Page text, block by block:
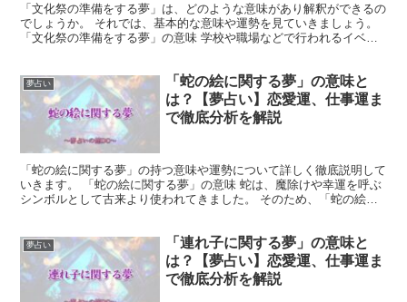
「文化祭の準備をする夢」は、どのような意味があり解釈ができるの
でしょうか。 それでは、基本的な意味や運勢を見ていきましょう。
「文化祭の準備をする夢」の意味 学校や職場などで行われるイベン
夢占い
「蛇の絵に関する夢」の意味と
は？【夢占い】恋愛運、仕事運ま
で徹底分析を解説
「蛇の絵に関する夢」の持つ意味や運勢について詳しく徹底説明して
いきます。 「蛇の絵に関する夢」の意味 蛇は、魔除けや幸運を呼ぶ
シンボルとして古来より使われてきました。 そのため、「蛇の絵に
夢占い
「連れ子に関する夢」の意味と
は？【夢占い】恋愛運、仕事運ま
で徹底分析を解説